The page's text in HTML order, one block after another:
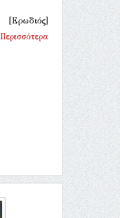
[Ερωδιός]
Περισσότερα